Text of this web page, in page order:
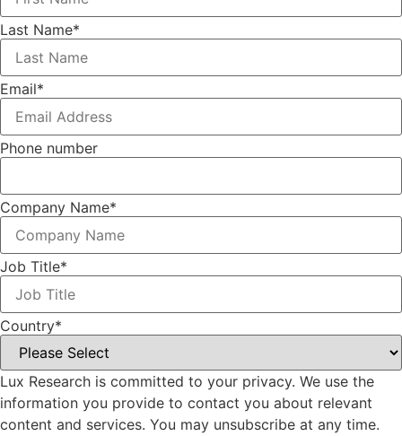
Last Name*
Email*
Phone number
Company Name*
Job Title*
Country*
Lux Research is committed to your privacy. We use the
information you provide to contact you about relevant
content and services. You may unsubscribe at any time.